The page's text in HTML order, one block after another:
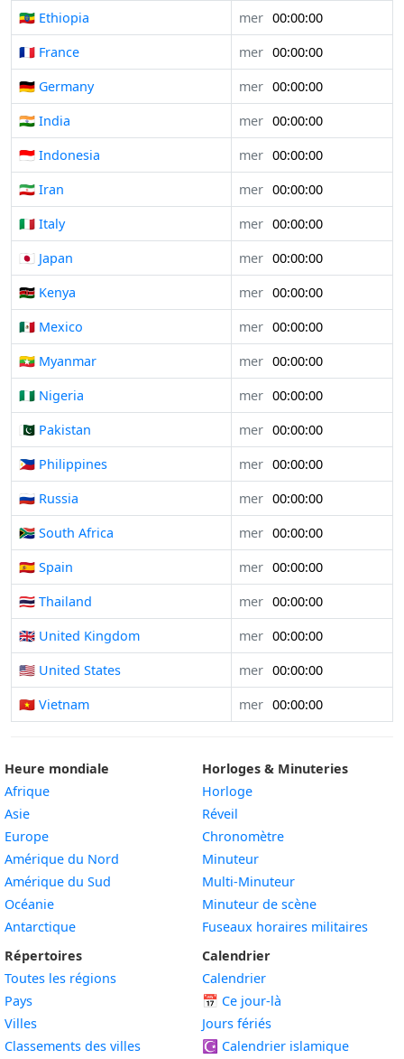
🇪🇹 Ethiopia
mer 00:00:00
🇫🇷 France
mer 00:00:00
🇩🇪 Germany
mer 00:00:00
🇮🇳 India
mer 00:00:00
🇮🇩 Indonesia
mer 00:00:00
🇮🇷 Iran
mer 00:00:00
🇮🇹 Italy
mer 00:00:00
🇯🇵 Japan
mer 00:00:00
🇰🇪 Kenya
mer 00:00:00
🇲🇽 Mexico
mer 00:00:00
🇲🇲 Myanmar
mer 00:00:00
🇳🇬 Nigeria
mer 00:00:00
🇵🇰 Pakistan
mer 00:00:00
🇵🇭 Philippines
mer 00:00:00
🇷🇺 Russia
mer 00:00:00
🇿🇦 South Africa
mer 00:00:00
🇪🇸 Spain
mer 00:00:00
🇹🇭 Thailand
mer 00:00:00
🇬🇧 United Kingdom
mer 00:00:00
🇺🇸 United States
mer 00:00:00
🇻🇳 Vietnam
mer 00:00:00
Heure mondiale
Afrique
Asie
Europe
Amérique du Nord
Amérique du Sud
Océanie
Antarctique
Répertoires
Toutes les régions
Pays
Villes
Classements des villes
Horloges & Minuteries
Horloge
Réveil
Chronomètre
Minuteur
Multi-Minuteur
Minuteur de scène
Fuseaux horaires militaires
Calendrier
Calendrier
📅 Ce jour-là
Jours fériés
☪️ Calendrier islamique